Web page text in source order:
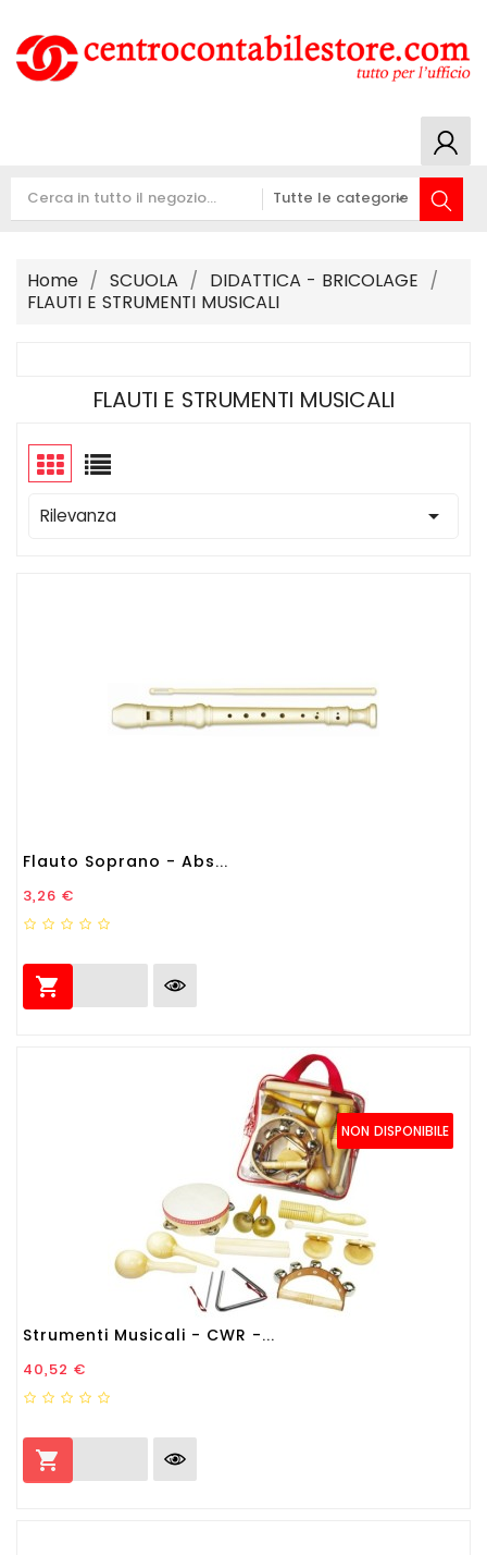
Home SCUOLA
DIDATTICA - BRICOLAGE
FLAUTI E STRUMENTI MUSICALI
FLAUTI E STRUMENTI MUSICALI
Rilevanza 
Flauto Soprano - Abs...
Prezzo
3,26 €

NON DISPONIBILE
Strumenti Musicali - CWR -...
Prezzo
40,52 €
